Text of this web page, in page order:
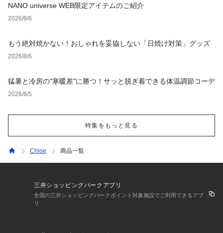
NANO universe WEB限定アイテムのご紹介
2026/8/6
もう絶対焼かない！おしゃれを妥協しない「日焼け対策」グッズ
2026/8/6
猛暑と冷房の"寒暖差"に勝つ！サッと脱ぎ着できる体温調節コーデ
2026/8/5
特集をもっと見る
Chloe 商品一覧
三井ショッピングパークアプリ
全国の三井ショッピングパークポイント対象施設でご利用できるアプ
リ